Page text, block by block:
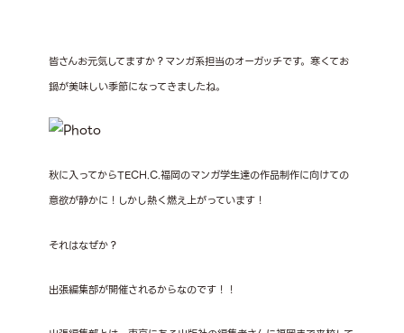
皆さんお元気してますか？マンガ系担当のオーガッチです。寒くてお
鍋が美味しい季節になってきましたね。
秋に入ってからTECH.C.福岡のマンガ学生達の作品制作に向けての
意欲が静かに！しかし熱く燃え上がっています！
それはなぜか？
出張編集部が開催されるからなのです！！